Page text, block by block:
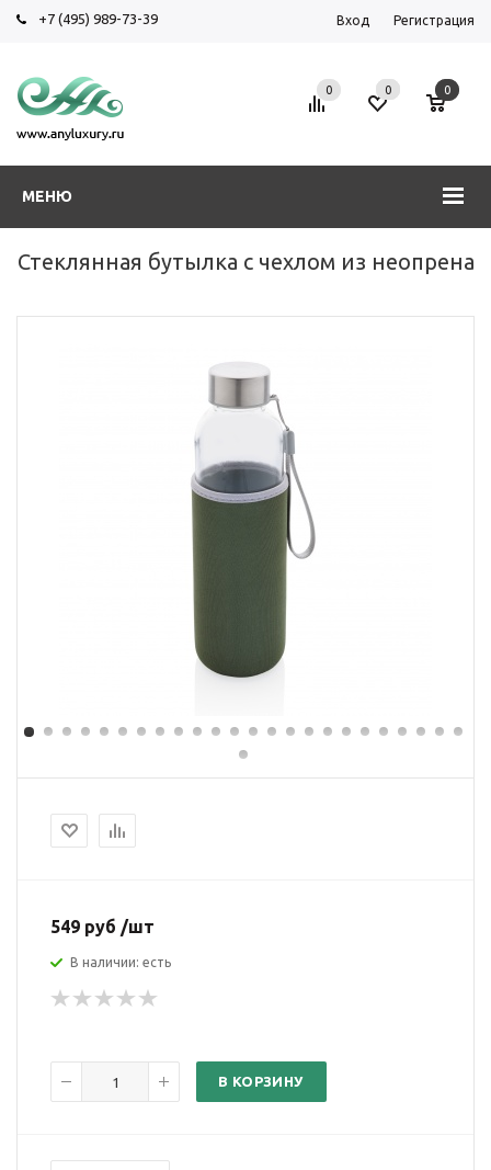
+7 (495) 989-73-39 Вход Регистрация
МЕНЮ
0 0 0
Стеклянная бутылка с чехлом из неопрена
549 руб /шт
В наличии: есть
В КОРЗИНУ